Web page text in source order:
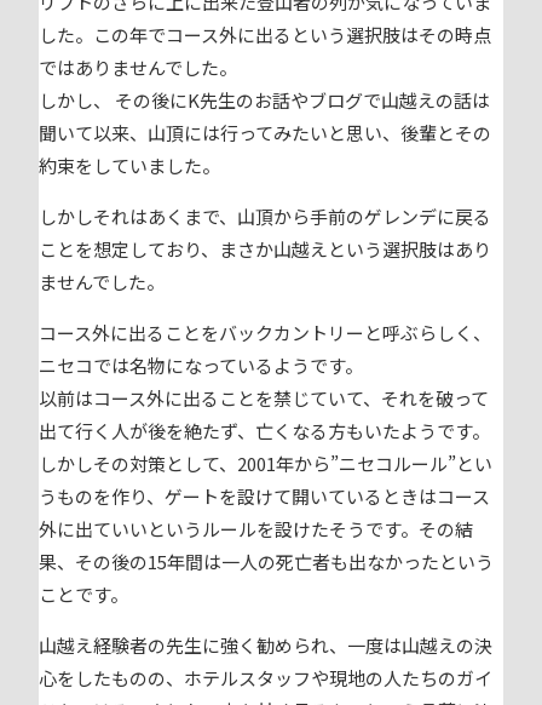
した。この年でコース外に出るという選択肢はその時点
ではありませんでした。
しかし、 その後にK先生のお話やブログで山越えの話は
聞いて以来、山頂には行ってみたいと思い、後輩とその
約束をしていました。
しかしそれはあくまで、山頂から手前のゲレンデに戻る
ことを想定しており、まさか山越えという選択肢はあり
ませんでした。
コース外に出ることをバックカントリーと呼ぶらしく、
ニセコでは名物になっているようです。
以前はコース外に出ることを禁じていて、それを破って
出て行く人が後を絶たず、亡くなる方もいたようです。
しかしその対策として、2001年から”ニセコルール”とい
うものを作り、ゲートを設けて開いているときはコース
外に出ていいというルールを設けたそうです。その結
果、その後の15年間は一人の死亡者も出なかったという
ことです。
山越え経験者の先生に強く勧められ、一度は山越えの決
心をしたものの、ホテルスタッフや現地の人たちのガイ